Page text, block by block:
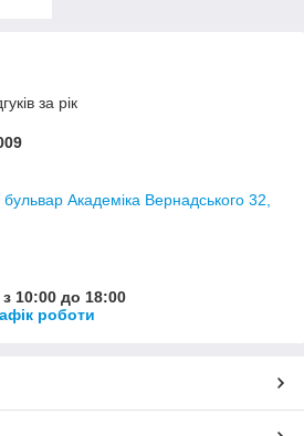
за рік
Академіка Вернадського 32,
10:00 до 18:00
роботи